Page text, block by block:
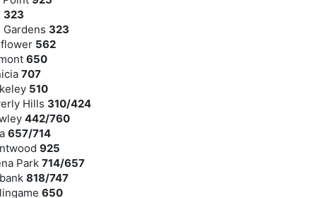
323
323
562
650
707
510
Hills 310/424
442/760
657/714
925
Park 714/657
818/747
650